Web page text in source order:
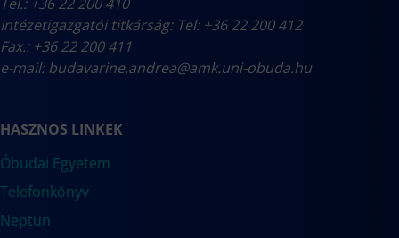
Intézetigazgatói titkárság: Tel: +36 22 200 412
Fax.: +36 22 200 411
e-mail:budavarine.andrea@amk.uni-obuda.hu
HASZNOS LINKEK
Óbudai Egyetem
Telefonkönyv
Neptun